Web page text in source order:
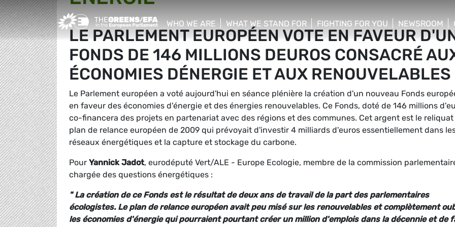
Greens/EFA Home
WHO WE ARE
show/hide sub menu
WHAT WE STAND FOR
show/hide sub menu
FIGHTING FOR YOU
show/hide sub menu
NEWSROOM
show/hide sub
LE PARLEMENT EUROPÉEN VOTE EN FAVEUR
FONDS DE 146 MILLIONS DEUROS CONSACRÉ
ÉCONOMIES DÉNERGIE ET AUX RENOUVELABLES
Le Parlement européen a voté aujourd'hui en séance plénière la création d'un nouveau Fonds
en faveur des économies d'énergie et des énergies renouvelables. Ce Fonds, doté de 146 millions
co-financera des projets en partenariat avec des régions et des communes. Cet argent est le reliquat
plan de relance européen de 2009 qui prévoyait d'investir 4 milliards d'euros essentiellement dans
réseaux énergétiques et la capture et stockage du carbone.
Pour Yannick Jadot, eurodéputé Vert/ALE - Europe Ecologie, membre de la commission
chargée des questions énergétiques :
" La création de ce Fonds est le résultat de deux ans de travail de la part des parlementaires
écologistes. Le plan de relance européen avait peu misé sur les renouvelables et complètement
les économies d'énergie qui pourraient pourtant créer un million d'emplois dans la décennie et de